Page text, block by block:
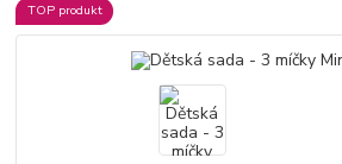
TOP produkt